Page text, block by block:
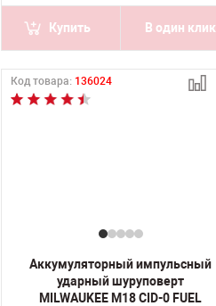
Купить В один клик
Код товара: 136024
Аккумуляторный импульсный
ударный шуруповерт
MILWAUKEE M18 CID-0 FUEL